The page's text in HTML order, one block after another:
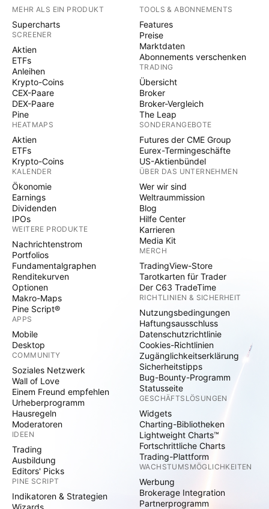
MEHR ALS EIN PRODUKT
Supercharts
SCREENER
Aktien
ETFs
Anleihen
Krypto-Coins
CEX-Paare
DEX-Paare
Pine
HEATMAPS
Aktien
ETFs
Krypto-Coins
KALENDER
Ökonomie
Earnings
Dividenden
IPOs
WEITERE PRODUKTE
Nachrichtenstrom
Portfolios
Fundamentalgraphen
Renditekurven
Optionen
Makro-Maps
Pine Script®
APPS
Mobile
Desktop
COMMUNITY
Soziales Netzwerk
Wall of Love
Einem Freund empfehlen
Urheberprogramm
Hausregeln
Moderatoren
IDEEN
Trading
Ausbildung
Editors' Picks
PINE SCRIPT
Indikatoren & Strategien
Wizards
TOOLS & ABONNEMENTS
Features
Preise
Marktdaten
Abonnements verschenken
TRADING
Übersicht
Broker
Broker-Vergleich
The Leap
SONDERANGEBOTE
Futures der CME Group
Eurex-Termingeschäfte
US-Aktienbündel
ÜBER DAS UNTERNEHMEN
Wer wir sind
Weltraummission
Blog
Hilfe Center
Karrieren
Media Kit
MERCH
TradingView-Store
Tarotkarten für Trader
Der C63 TradeTime
RICHTLINIEN & SICHERHEIT
Nutzungsbedingungen
Haftungsausschluss
Datenschutzrichtlinie
Cookies-Richtlinien
Zugänglichkeitserklärung
Sicherheitstipps
Bug-Bounty-Programm
Statusseite
GESCHÄFTSLÖSUNGEN
Widgets
Charting-Bibliotheken
Lightweight Charts™
Fortschrittliche Charts
Trading-Plattform
WACHSTUMSMÖGLICHKEITEN
Werbung
Brokerage Integration
Partnerprogramm